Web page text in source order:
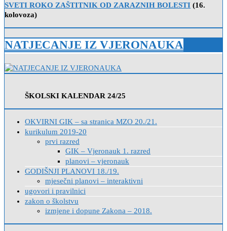
SVETI ROKO ZAŠTITNIK OD ZARAZNIH BOLESTI (16.
kolovoza)
NATJECANJE IZ VJERONAUKA
ŠKOLSKI KALENDAR 24/25
OKVIRNI GIK – sa stranica MZO 20./21.
kurikulum 2019-20
prvi razred
GIK – Vjeronauk 1. razred
planovi – vjeronauk
GODIŠNJI PLANOVI 18./19.
mjesečni planovi – interaktivni
ugovori i pravilnici
zakon o školstvu
izmjene i dopune Zakona – 2018.